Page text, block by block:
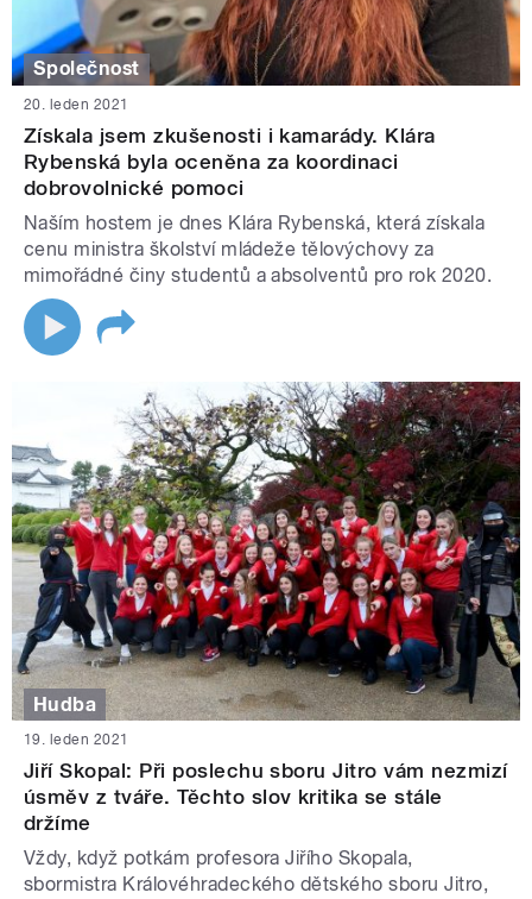
Společnost
20. leden 2021
Získala jsem zkušenosti i kamarády. Klára
Rybenská byla oceněna za koordinaci
dobrovolnické pomoci
Naším hostem je dnes Klára Rybenská, která získala
cenu ministra školství mládeže tělovýchovy za
mimořádné činy studentů a absolventů pro rok 2020.
Hudba
19. leden 2021
Jiří Skopal: Při poslechu sboru Jitro vám nezmizí
úsměv z tváře. Těchto slov kritika se stále
držíme
Vždy, když potkám profesora Jiřího Skopala,
sbormistra Královéhradeckého dětského sboru Jitro,